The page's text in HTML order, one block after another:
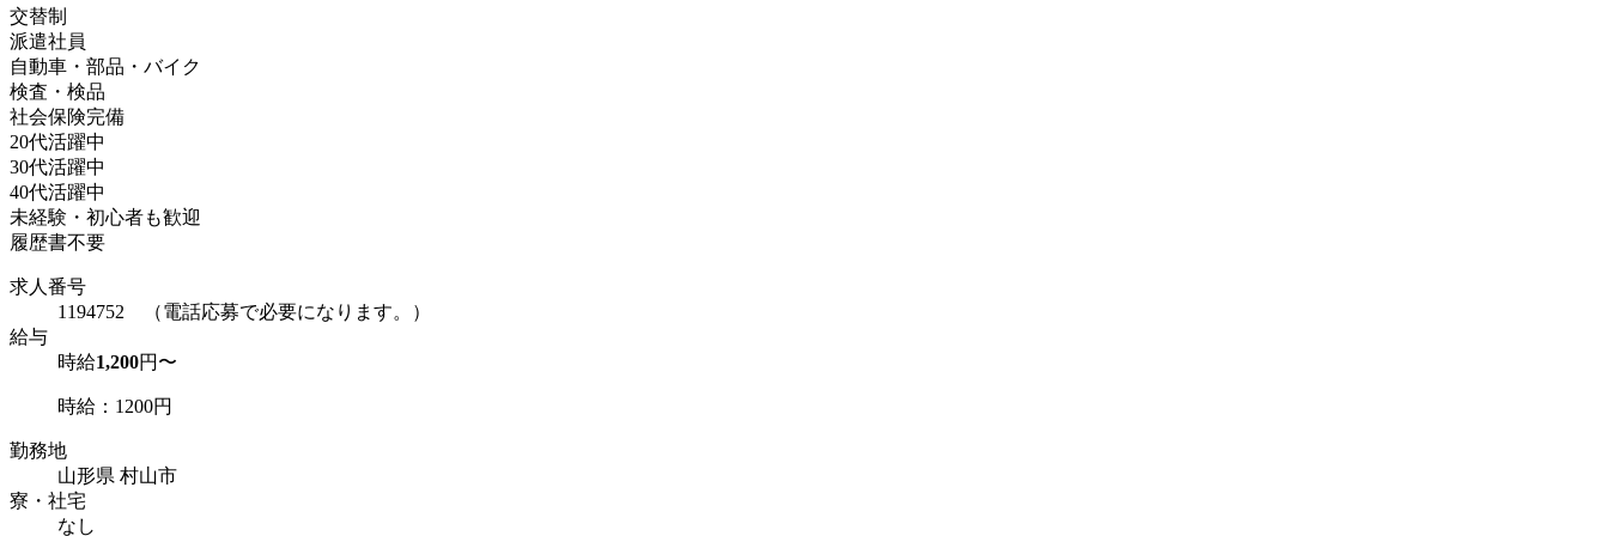
交替制
派遣社員
自動車・部品・バイク
検査・検品
社会保険完備
20代活躍中
30代活躍中
40代活躍中
未経験・初心者も歓迎
履歴書不要
求人番号
1194752 （電話応募で必要になります。）
給与
時給1,200円〜
時給：1200円
勤務地
山形県 村山市
寮・社宅
なし